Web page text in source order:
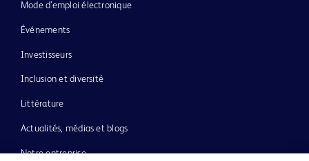
Mode d’emploi électronique
Événements
Investisseurs
Inclusion et diversité
Littérature
Actualités, médias et blogs
Notre entreprise